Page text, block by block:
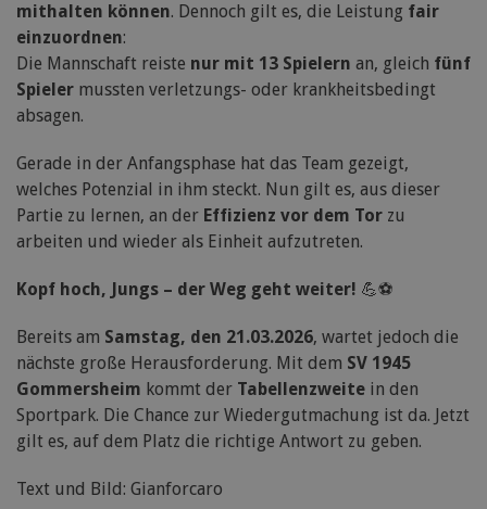
mithalten können. Dennoch gilt es, die Leistung fair
einzuordnen:
Die Mannschaft reiste nur mit 13 Spielern an, gleich fünf
Spieler mussten verletzungs- oder krankheitsbedingt
absagen.
Gerade in der Anfangsphase hat das Team gezeigt,
welches Potenzial in ihm steckt. Nun gilt es, aus dieser
Partie zu lernen, an der Effizienz vor dem Tor zu
arbeiten und wieder als Einheit aufzutreten.
Kopf hoch, Jungs – der Weg geht weiter! 💪⚽
Bereits am Samstag, den 21.03.2026, wartet jedoch die
nächste große Herausforderung. Mit dem SV 1945
Gommersheim kommt der Tabellenzweite in den
Sportpark. Die Chance zur Wiedergutmachung ist da. Jetzt
gilt es, auf dem Platz die richtige Antwort zu geben.
Text und Bild: Gianforcaro